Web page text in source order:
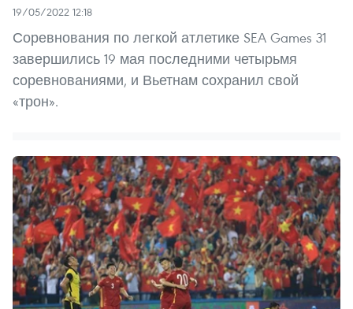
19/05/2022 12:18
Соревнования по легкой атлетике SEA Games 31
завершились 19 мая последними четырьмя
соревнованиями, и Вьетнам сохранил свой
«трон».